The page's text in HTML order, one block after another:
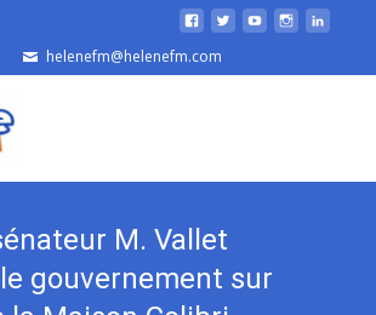
helenefm@helenefm.com
M. Vallet
gouvernement sur